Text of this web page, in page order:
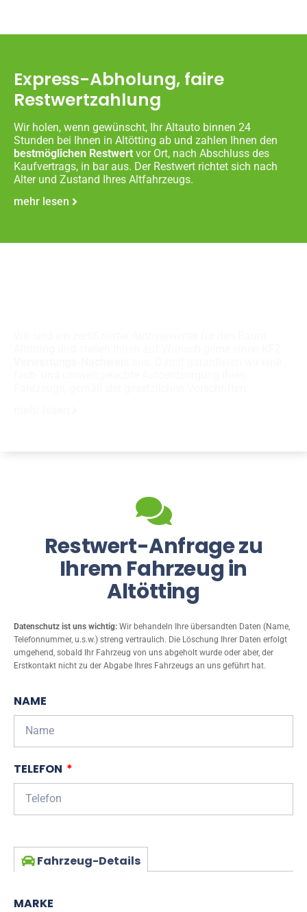
Express-Abholung, faire
Restwertzahlung
Wir holen, wenn gewünscht, Ihr Altauto binnen 24
Stunden bei Ihnen in Altötting ab und zahlen Ihnen den
bestmöglichen Restwert vor Ort, nach Abschluss des
Kaufvertrags, in bar aus. Der Restwert richtet sich nach
Alter und Zustand Ihres Altfahrzeugs.
mehr lesen
Restwert-Anfrage zu
Ihrem Fahrzeug in
Altötting
Datenschutz ist uns wichtig: Wir behandeln Ihre übersandten Daten (Name,
Telefonnummer, u.s.w.) streng vertraulich. Die Löschung Ihrer Daten erfolgt
umgehend, sobald Ihr Fahrzeug von uns abgeholt wurde oder aber, der
Erstkontakt nicht zu der Abgabe Ihres Fahrzeugs an uns geführt hat.
NAME
TELEFON
Fahrzeug-Details
MARKE